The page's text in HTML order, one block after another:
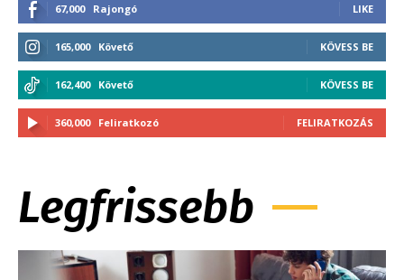
67,000 Rajongó LIKE
165,000 Követő KÖVESS BE
162,400 Követő KÖVESS BE
360,000 Feliratkozó FELIRATKOZÁS
Legfrissebb